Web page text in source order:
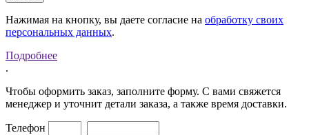
Нажимая на кнопку, вы даете согласие на обработку своих
персональных данных.
Подробнее
.
Чтобы оформить заказ, заполните форму. С вами свяжется
менеджер и уточнит детали заказа, а также время доставки.
Телефон